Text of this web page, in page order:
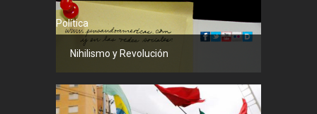
Política
Nihilismo y Revolución